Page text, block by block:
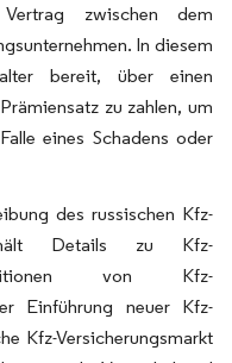
zwischen dem
In diesem
bereit, über einen
zu zahlen, um
eines Schadens oder
des russischen Kfz-
Details zu Kfz-
von Kfz-
Einführung neuer Kfz-
Kfz-Versicherungsmarkt